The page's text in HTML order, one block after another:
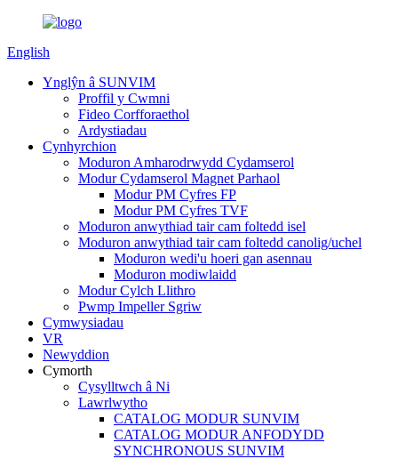
English
Ynglŷn â SUNVIM
Proffil y Cwmni
Fideo Corfforaethol
Ardystiadau
Cynhyrchion
Moduron Amharodrwydd Cydamserol
Modur Cydamserol Magnet Parhaol
Modur PM Cyfres FP
Modur PM Cyfres TVF
Moduron anwythiad tair cam foltedd isel
Moduron anwythiad tair cam foltedd canolig/uchel
Moduron wedi'u hoeri gan asennau
Moduron modiwlaidd
Modur Cylch Llithro
Pwmp Impeller Sgriw
Cymwysiadau
VR
Newyddion
Cymorth
Cysylltwch â Ni
Lawrlwytho
CATALOG MODUR SUNVIM
CATALOG MODUR ANFODYDD
SYNCHRONOUS SUNVIM